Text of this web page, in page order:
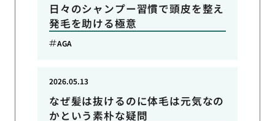
日々のシャンプー習慣で頭皮を整え
発毛を助ける極意
AGA
なぜ髪は抜けるのに体毛は元気なの
かという素朴な疑問
2026.05.13